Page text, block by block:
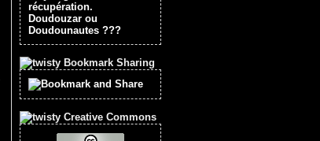
récupération.
Doudouzar ou
Doudounautes ???
Bookmark Sharing
Creative Commons